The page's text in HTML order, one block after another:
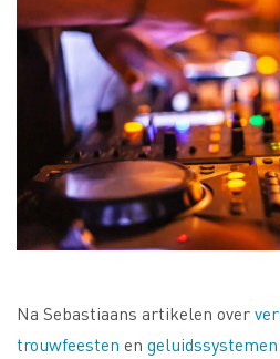
Na Sebastiaans artikelen over
trouwfeesten en